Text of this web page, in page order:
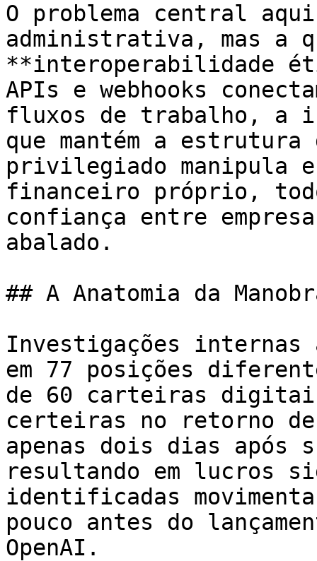
O problema central aqui
administrativa, mas a
**interoperabilidade
APIs e webhooks
fluxos de trabalho, a
que mantém a estrutura
privilegiado manipula
financeiro próprio,
confiança entre
abalado.
## A Anatomia da
Investigações internas
em 77 posições
de 60 carteiras
certeiras no retorno de
apenas dois dias após
resultando em lucros
identificadas
pouco antes do
OpenAI.